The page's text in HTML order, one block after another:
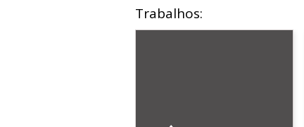
Trabalhos: